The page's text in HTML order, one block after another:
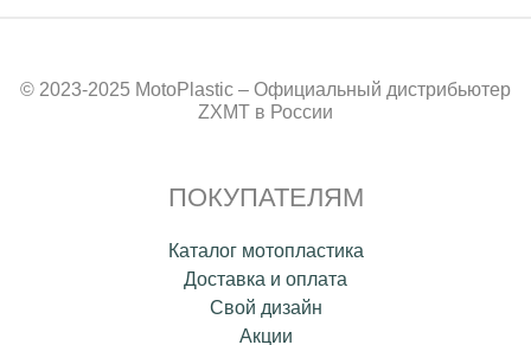
© 2023-2025 MotoPlastic – Официальный дистрибьютер
ZXMT в России
ПОКУПАТЕЛЯМ
Каталог мотопластика
Доставка и оплата
Свой дизайн
Акции